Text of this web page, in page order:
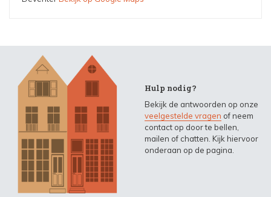
Hulp nodig?
Bekijk de antwoorden op onze
veelgestelde vragen of neem
contact op door te bellen,
mailen of chatten. Kijk hiervoor
onderaan op de pagina.